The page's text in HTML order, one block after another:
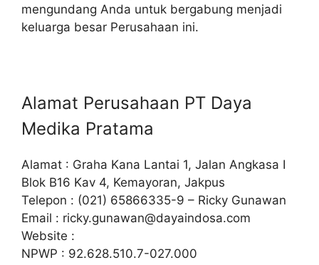
mengundang Anda untuk bergabung menjadi
keluarga besar Perusahaan ini.
Alamat Perusahaan PT Daya
Medika Pratama
Alamat : Graha Kana Lantai 1, Jalan Angkasa I
Blok B16 Kav 4, Kemayoran, Jakpus
Telepon : (021) 65866335-9 – Ricky Gunawan
Email : ricky.gunawan@dayaindosa.com
Website :
NPWP : 92.628.510.7-027.000